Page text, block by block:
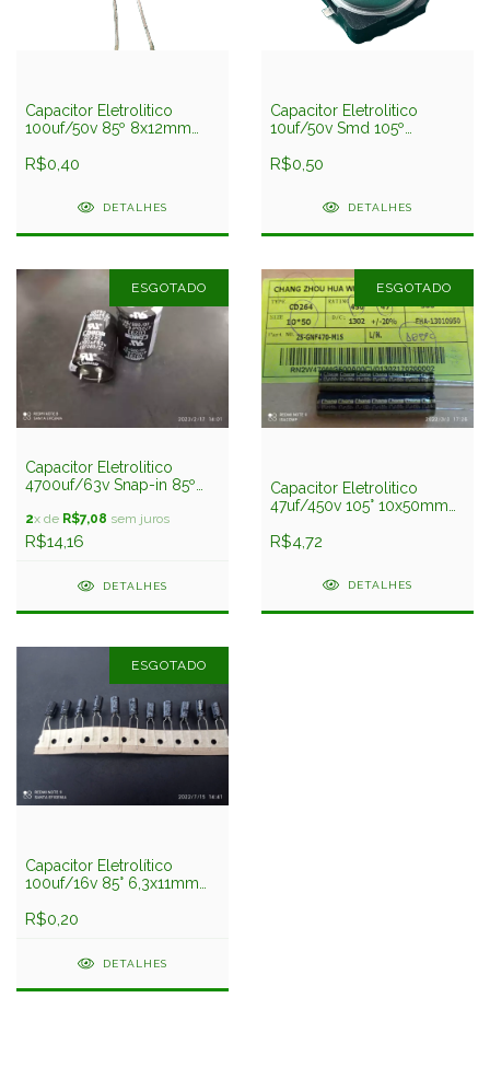
Capacitor Eletrolitico
100uf/50v 85º 8x12mm
R$0,40
DETALHES
Capacitor Eletrolitico
10uf/50v Smd 105º
R$0,50
DETALHES
ESGOTADO
Capacitor Eletrolitico
4700uf/63v Snap-in 85º
2x de R$7,08 sem juros
R$14,16
DETALHES
ESGOTADO
Capacitor Eletrolitico
47uf/450v 105° 10x50mm
R$4,72
DETALHES
ESGOTADO
Capacitor Eletrolítico
100uf/16v 85° 6,3x11mm
R$0,20
DETALHES